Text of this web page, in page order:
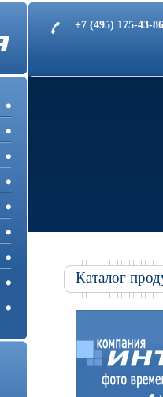
+7 (495) 175-43-
Каталог